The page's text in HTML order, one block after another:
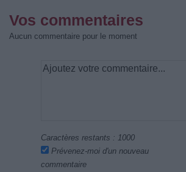
Vos commentaires
Aucun commentaire pour le moment
Caractères restants : 1000
Prévenez-moi d'un nouveau
commentaire